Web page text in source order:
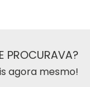
PROCURAVA?
agora mesmo!